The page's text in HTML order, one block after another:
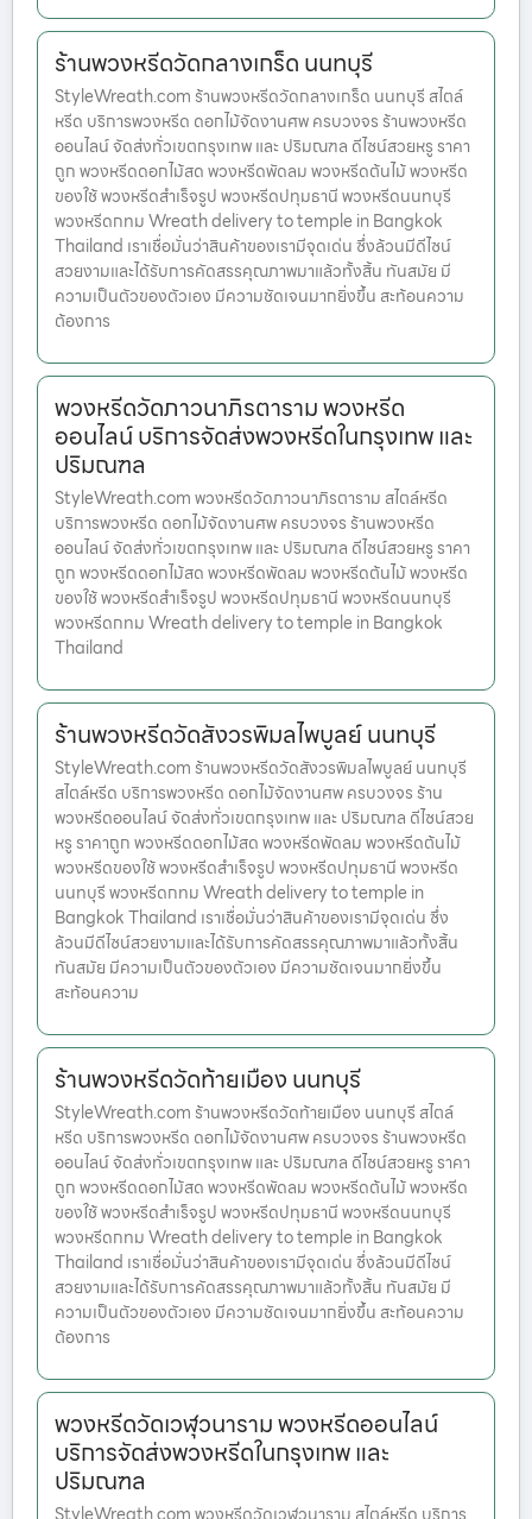
ร้านพวงหรีดวัดกลางเกร็ด นนทบุรี
StyleWreath.com ร้านพวงหรีดวัดกลางเกร็ด นนทบุรี สไตล์
หรีด บริการพวงหรีด ดอกไม้จัดงานศพ ครบวงจร ร้านพวงหรีด
ออนไลน์ จัดส่งทั่วเขตกรุงเทพ และ ปริมณฑล ดีไซน์สวยหรู ราคา
ถูก พวงหรีดดอกไม้สด พวงหรีดพัดลม พวงหรีดต้นไม้ พวงหรีด
ของใช้ พวงหรีดสำเร็จรูป พวงหรีดปทุมธานี พวงหรีดนนทบุรี
พวงหรีดกทม Wreath delivery to temple in Bangkok
Thailand เราเชื่อมั่นว่าสินค้าของเรามีจุดเด่น ซึ่งล้วนมีดีไซน์
สวยงามและได้รับการคัดสรรคุณภาพมาแล้วทั้งสิ้น ทันสมัย มี
ความเป็นตัวของตัวเอง มีความชัดเจนมากยิ่งขึ้น สะท้อนความ
ต้องการ
พวงหรีดวัดภาวนาภิรตาราม พวงหรีด
ออนไลน์ บริการจัดส่งพวงหรีดในกรุงเทพ และ
ปริมณฑล
StyleWreath.com พวงหรีดวัดภาวนาภิรตาราม สไตล์หรีด
บริการพวงหรีด ดอกไม้จัดงานศพ ครบวงจร ร้านพวงหรีด
ออนไลน์ จัดส่งทั่วเขตกรุงเทพ และ ปริมณฑล ดีไซน์สวยหรู ราคา
ถูก พวงหรีดดอกไม้สด พวงหรีดพัดลม พวงหรีดต้นไม้ พวงหรีด
ของใช้ พวงหรีดสำเร็จรูป พวงหรีดปทุมธานี พวงหรีดนนทบุรี
พวงหรีดกทม Wreath delivery to temple in Bangkok
Thailand
ร้านพวงหรีดวัดสังวรพิมลไพบูลย์ นนทบุรี
StyleWreath.com ร้านพวงหรีดวัดสังวรพิมลไพบูลย์ นนทบุรี
สไตล์หรีด บริการพวงหรีด ดอกไม้จัดงานศพ ครบวงจร ร้าน
พวงหรีดออนไลน์ จัดส่งทั่วเขตกรุงเทพ และ ปริมณฑล ดีไซน์สวย
หรู ราคาถูก พวงหรีดดอกไม้สด พวงหรีดพัดลม พวงหรีดต้นไม้
พวงหรีดของใช้ พวงหรีดสำเร็จรูป พวงหรีดปทุมธานี พวงหรีด
นนทบุรี พวงหรีดกทม Wreath delivery to temple in
Bangkok Thailand เราเชื่อมั่นว่าสินค้าของเรามีจุดเด่น ซึ่ง
ล้วนมีดีไซน์สวยงามและได้รับการคัดสรรคุณภาพมาแล้วทั้งสิ้น
ทันสมัย มีความเป็นตัวของตัวเอง มีความชัดเจนมากยิ่งขึ้น
สะท้อนความ
ร้านพวงหรีดวัดท้ายเมือง นนทบุรี
StyleWreath.com ร้านพวงหรีดวัดท้ายเมือง นนทบุรี สไตล์
หรีด บริการพวงหรีด ดอกไม้จัดงานศพ ครบวงจร ร้านพวงหรีด
ออนไลน์ จัดส่งทั่วเขตกรุงเทพ และ ปริมณฑล ดีไซน์สวยหรู ราคา
ถูก พวงหรีดดอกไม้สด พวงหรีดพัดลม พวงหรีดต้นไม้ พวงหรีด
ของใช้ พวงหรีดสำเร็จรูป พวงหรีดปทุมธานี พวงหรีดนนทบุรี
พวงหรีดกทม Wreath delivery to temple in Bangkok
Thailand เราเชื่อมั่นว่าสินค้าของเรามีจุดเด่น ซึ่งล้วนมีดีไซน์
สวยงามและได้รับการคัดสรรคุณภาพมาแล้วทั้งสิ้น ทันสมัย มี
ความเป็นตัวของตัวเอง มีความชัดเจนมากยิ่งขึ้น สะท้อนความ
ต้องการ
พวงหรีดวัดเวฬุวนาราม พวงหรีดออนไลน์
บริการจัดส่งพวงหรีดในกรุงเทพ และ
ปริมณฑล